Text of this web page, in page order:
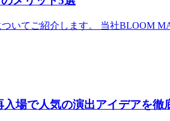
いてご紹介します。 当社BLOOM
場で人気の演出アイデアを徹